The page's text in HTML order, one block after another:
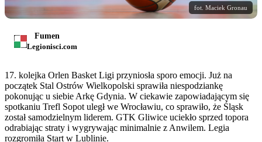
fot. Maciek Gronau
Fumen
Legionisci.com
17. kolejka Orlen Basket Ligi przyniosła sporo emocji. Już na
początek Stal Ostrów Wielkopolski sprawiła niespodziankę
pokonując u siebie Arkę Gdynia. W ciekawie zapowiadającym się
spotkaniu Trefl Sopot uległ we Wrocławiu, co sprawiło, że Śląsk
został samodzielnym liderem. GTK Gliwice uciekło sprzed topora
odrabiając straty i wygrywając minimalnie z Anwilem. Legia
rozgromiła Start w Lublinie.